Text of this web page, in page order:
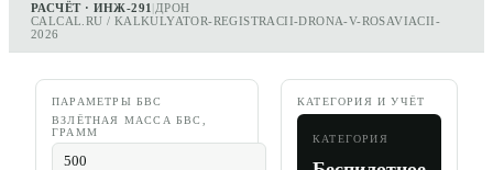
РАСЧЁТ · ИНЖ-291 |ДРОН
CALCAL.RU / KALKULYATOR-REGISTRACII-DRONA-V-ROSAVIACII-
2026
ПАРАМЕТРЫ БВС
ВЗЛЁТНАЯ МАССА БВС,
ГРАММ
КАТЕГОРИЯ И УЧЁТ
КАТЕГОРИЯ